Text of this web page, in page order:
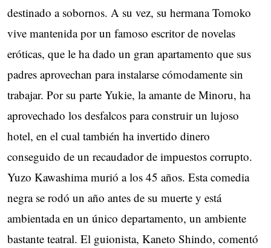
destinado a sobornos. A su vez, su hermana Tomoko
vive mantenida por un famoso escritor de novelas
eróticas, que le ha dado un gran apartamento que sus
padres aprovechan para instalarse cómodamente sin
trabajar. Por su parte Yukie, la amante de Minoru, ha
aprovechado los desfalcos para construir un lujoso
hotel, en el cual también ha invertido dinero
conseguido de un recaudador de impuestos corrupto.
Yuzo Kawashima murió a los 45 años. Esta comedia
negra se rodó un año antes de su muerte y está
ambientada en un único departamento, un ambiente
bastante teatral. El guionista, Kaneto Shindo, comentó